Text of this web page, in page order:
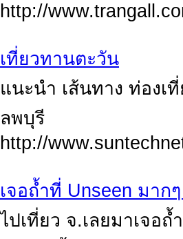
http://
เที่ยวทานตะวัน
แนะนำ เส้นทาง ท่อง
ลพบุรี
http://
เจอถ้ำที่ Unseen มาก
ไปเที่ยว จ.เลยมาเจอ